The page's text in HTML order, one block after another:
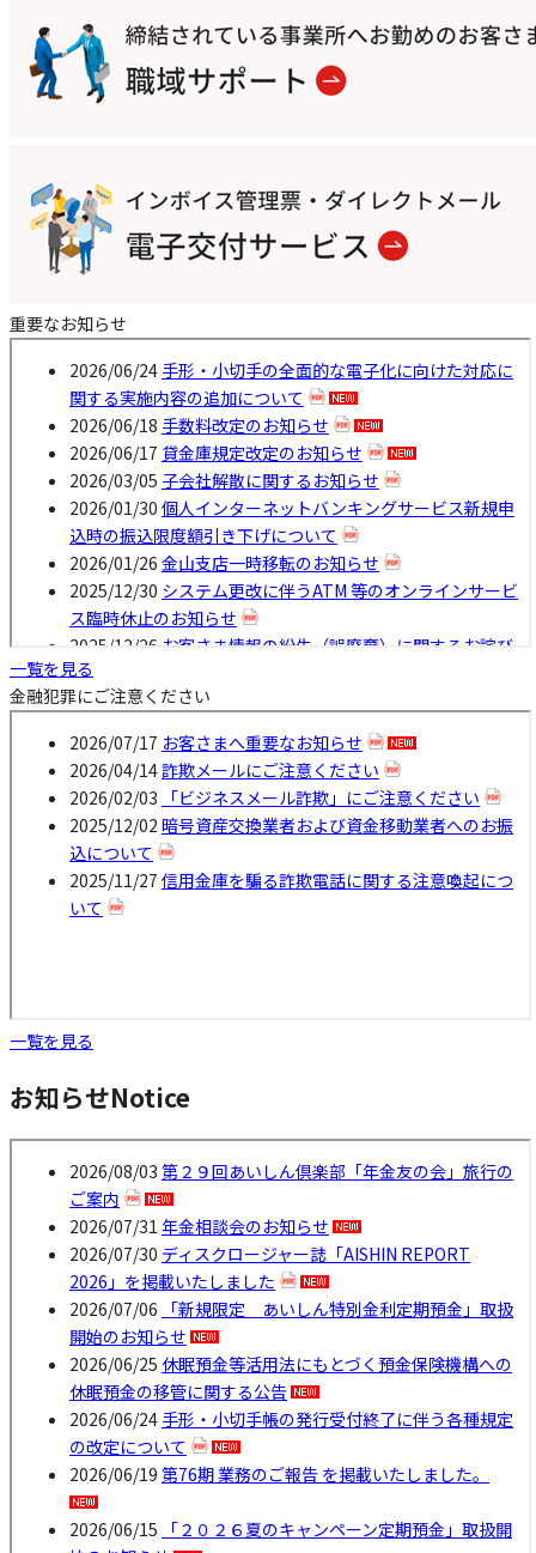
重要なお知らせ
一覧を見る
金融犯罪にご注意ください
一覧を見る
お知らせNotice